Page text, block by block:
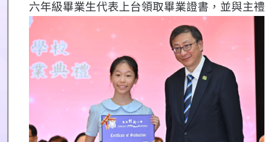
六年級畢業生代表上台領取畢業證書，並與主